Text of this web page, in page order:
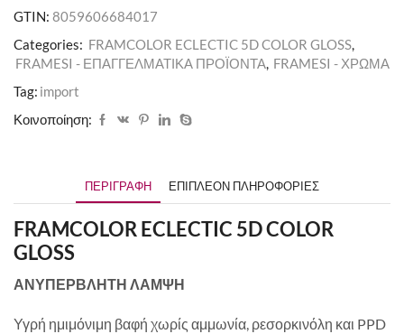
GTIN: 8059606684017
Categories: FRAMCOLOR ECLECTIC 5D COLOR GLOSS,
FRAMESI - ΕΠΑΓΓΕΛΜΑΤΙΚΑ ΠΡΟΪΟΝΤΑ, FRAMESI - ΧΡΩΜΑ
Tag: import
Κοινοποίηση:
ΠΕΡΙΓΡΑΦΉ ΕΠΙΠΛΈΟΝ ΠΛΗΡΟΦΟΡΊΕΣ
FRAMCOLOR ECLECTIC 5D COLOR
GLOSS
ΑΝΥΠΕΡΒΛΗΤΗ ΛΑΜΨΗ
Υγρή ημιμόνιμη βαφή χωρίς αμμωνία, ρεσορκινόλη και PPD